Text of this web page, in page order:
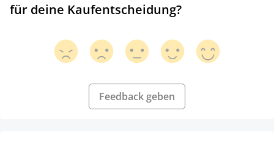
für deine Kaufentscheidung?
Feedback geben